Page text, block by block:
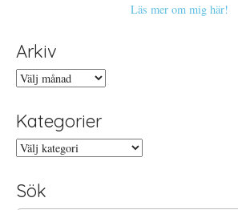
Läs mer om mig här!
Arkiv
Arkiv
Kategorier
Kategorier
Sök